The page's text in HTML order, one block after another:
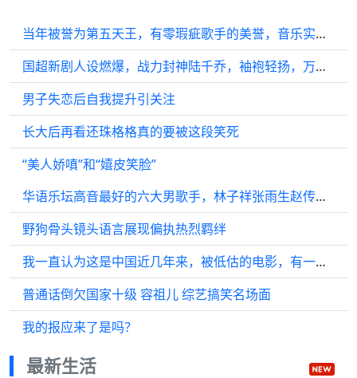
当年被誉为第五天王，有零瑕疵歌手的美誉，音乐实力不输四大天王
国超新剧人设燃爆，战力封神陆千乔，袖袍轻扬，万众俯首！
男子失恋后自我提升引关注
长大后再看还珠格格真的要被这段笑死
“美人娇嗔”和“嬉皮笑脸”
华语乐坛高音最好的六大男歌手，林子祥张雨生赵传，谁更胜一筹！
野狗骨头镜头语言展现偏执热烈羁绊
我一直认为这是中国近几年来，被低估的电影，有一种不属于国产剧的高级感
普通话倒欠国家十级 容祖儿 综艺搞笑名场面
我的报应来了是吗？
最新生活